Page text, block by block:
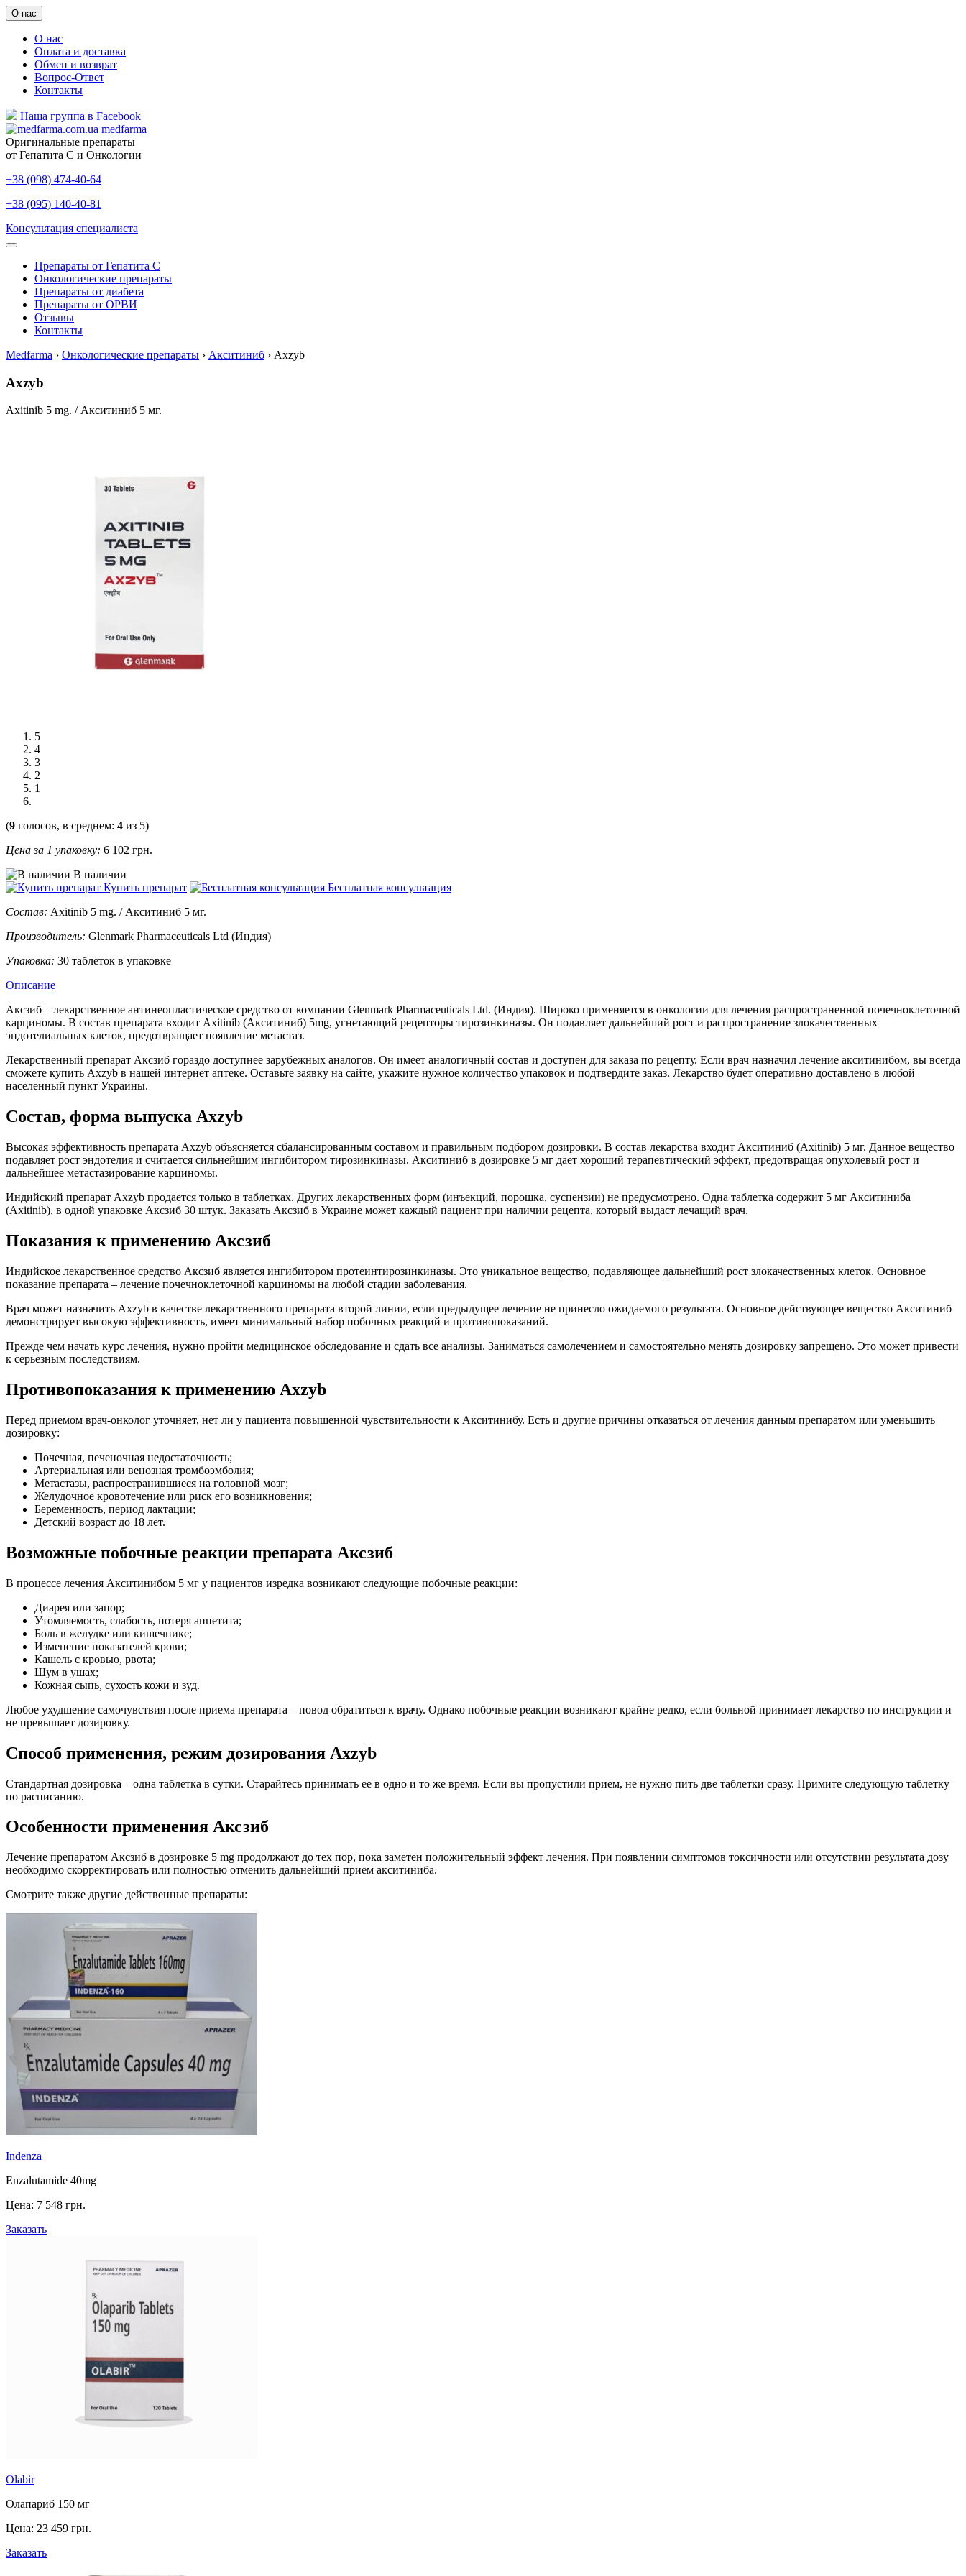
О нас
О нас
Оплата и доставка
Обмен и возврат
Вопрос-Ответ
Контакты
Наша группа в Facebook
medfarma
Оригинальные препараты
от Гепатита С и Онкологии
+38 (098) 474-40-64
+38 (095) 140-40-81
Консультация специалиста
Препараты от Гепатита С
Онкологические препараты
Препараты от диабета
Препараты от ОРВИ
Отзывы
Контакты
Medfarma › Онкологические препараты › Акситиниб › Axzyb
Axzyb
Axitinib 5 mg. / Акситиниб 5 мг.
5
4
3
2
1
(9 голосов, в среднем: 4 из 5)
Цена за 1 упаковку: 6 102 грн.
В наличии
Купить препарат
Бесплатная консультация
Состав: Axitinib 5 mg. / Акситиниб 5 мг.
Производитель: Glenmark Pharmaceuticals Ltd (Индия)
Упаковка: 30 таблеток в упаковке
Описание
Аксзиб – лекарственное антинеопластическое средство от компании Glenmark Pharmaceuticals Ltd. (Индия). Широко применяется в онкологии для лечения распространенной почечноклеточной
карциномы. В состав препарата входит Axitinib (Акситиниб) 5mg, угнетающий рецепторы тирозинкиназы. Он подавляет дальнейший рост и распространение злокачественных
эндотелиальных клеток, предотвращает появление метастаз.
Лекарственный препарат Аксзиб гораздо доступнее зарубежных аналогов. Он имеет аналогичный состав и доступен для заказа по рецепту. Если врач назначил лечение акситинибом, вы всегда
сможете купить Axzyb в нашей интернет аптеке. Оставьте заявку на сайте, укажите нужное количество упаковок и подтвердите заказ. Лекарство будет оперативно доставлено в любой
населенный пункт Украины.
Состав, форма выпуска Axzyb
Высокая эффективность препарата Axzyb объясняется сбалансированным составом и правильным подбором дозировки. В состав лекарства входит Акситиниб (Axitinib) 5 мг. Данное вещество
подавляет рост эндотелия и считается сильнейшим ингибитором тирозинкиназы. Акситиниб в дозировке 5 мг дает хороший терапевтический эффект, предотвращая опухолевый рост и
дальнейшее метастазирование карциномы.
Индийский препарат Axzyb продается только в таблетках. Других лекарственных форм (инъекций, порошка, суспензии) не предусмотрено. Одна таблетка содержит 5 мг Акситиниба
(Axitinib), в одной упаковке Аксзиб 30 штук. Заказать Аксзиб в Украине может каждый пациент при наличии рецепта, который выдаст лечащий врач.
Показания к применению Аксзиб
Индийское лекарственное средство Аксзиб является ингибитором протеинтирозинкиназы. Это уникальное вещество, подавляющее дальнейший рост злокачественных клеток. Основное
показание препарата – лечение почечноклеточной карциномы на любой стадии заболевания.
Врач может назначить Axzyb в качестве лекарственного препарата второй линии, если предыдущее лечение не принесло ожидаемого результата. Основное действующее вещество Акситиниб
демонстрирует высокую эффективность, имеет минимальный набор побочных реакций и противопоказаний.
Прежде чем начать курс лечения, нужно пройти медицинское обследование и сдать все анализы. Заниматься самолечением и самостоятельно менять дозировку запрещено. Это может привести
к серьезным последствиям.
Противопоказания к применению Axzyb
Перед приемом врач-онколог уточняет, нет ли у пациента повышенной чувствительности к Акситинибу. Есть и другие причины отказаться от лечения данным препаратом или уменьшить
дозировку:
Почечная, печеночная недостаточность;
Артериальная или венозная тромбоэмболия;
Метастазы, распространившиеся на головной мозг;
Желудочное кровотечение или риск его возникновения;
Беременность, период лактации;
Детский возраст до 18 лет.
Возможные побочные реакции препарата Аксзиб
В процессе лечения Акситинибом 5 мг у пациентов изредка возникают следующие побочные реакции:
Диарея или запор;
Утомляемость, слабость, потеря аппетита;
Боль в желудке или кишечнике;
Изменение показателей крови;
Кашель с кровью, рвота;
Шум в ушах;
Кожная сыпь, сухость кожи и зуд.
Любое ухудшение самочувствия после приема препарата – повод обратиться к врачу. Однако побочные реакции возникают крайне редко, если больной принимает лекарство по инструкции и
не превышает дозировку.
Способ применения, режим дозирования Axzyb
Стандартная дозировка – одна таблетка в сутки. Старайтесь принимать ее в одно и то же время. Если вы пропустили прием, не нужно пить две таблетки сразу. Примите следующую таблетку
по расписанию.
Особенности применения Аксзиб
Лечение препаратом Аксзиб в дозировке 5 mg продолжают до тех пор, пока заметен положительный эффект лечения. При появлении симптомов токсичности или отсутствии результата дозу
необходимо скорректировать или полностью отменить дальнейший прием акситиниба.
Смотрите также другие действенные препараты:
Indenza
Enzalutamide 40mg
Цена: 7 548 грн.
Заказать
Olabir
Олапариб 150 мг
Цена: 23 459 грн.
Заказать